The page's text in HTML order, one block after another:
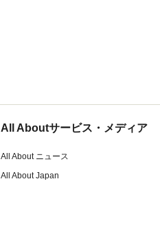
All Aboutサービス・メディア
All About ニュース
All About Japan